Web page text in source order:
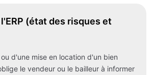
(état des risques et
d'une mise en location d'un bien
le vendeur ou le bailleur à informer